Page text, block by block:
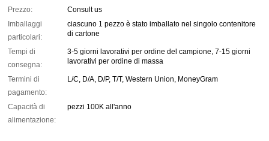
Prezzo:
Consult us
Imballaggi
particolari:
ciascuno 1 pezzo è stato imballato nel singolo contenitore
di cartone
Tempi di
consegna:
3-5 giorni lavorativi per ordine del campione, 7-15 giorni
lavorativi per ordine di massa
Termini di
pagamento:
L/C, D/A, D/P, T/T, Western Union, MoneyGram
Capacità di
alimentazione:
pezzi 100K all'anno